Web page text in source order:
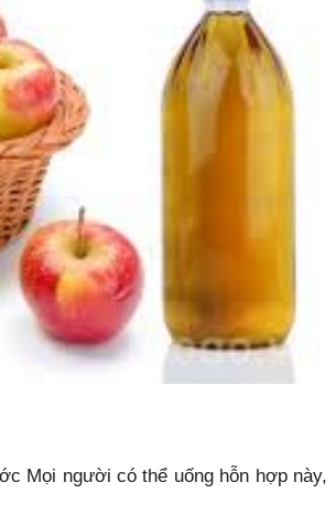
Mọi người có thể uống hỗn hợp này,